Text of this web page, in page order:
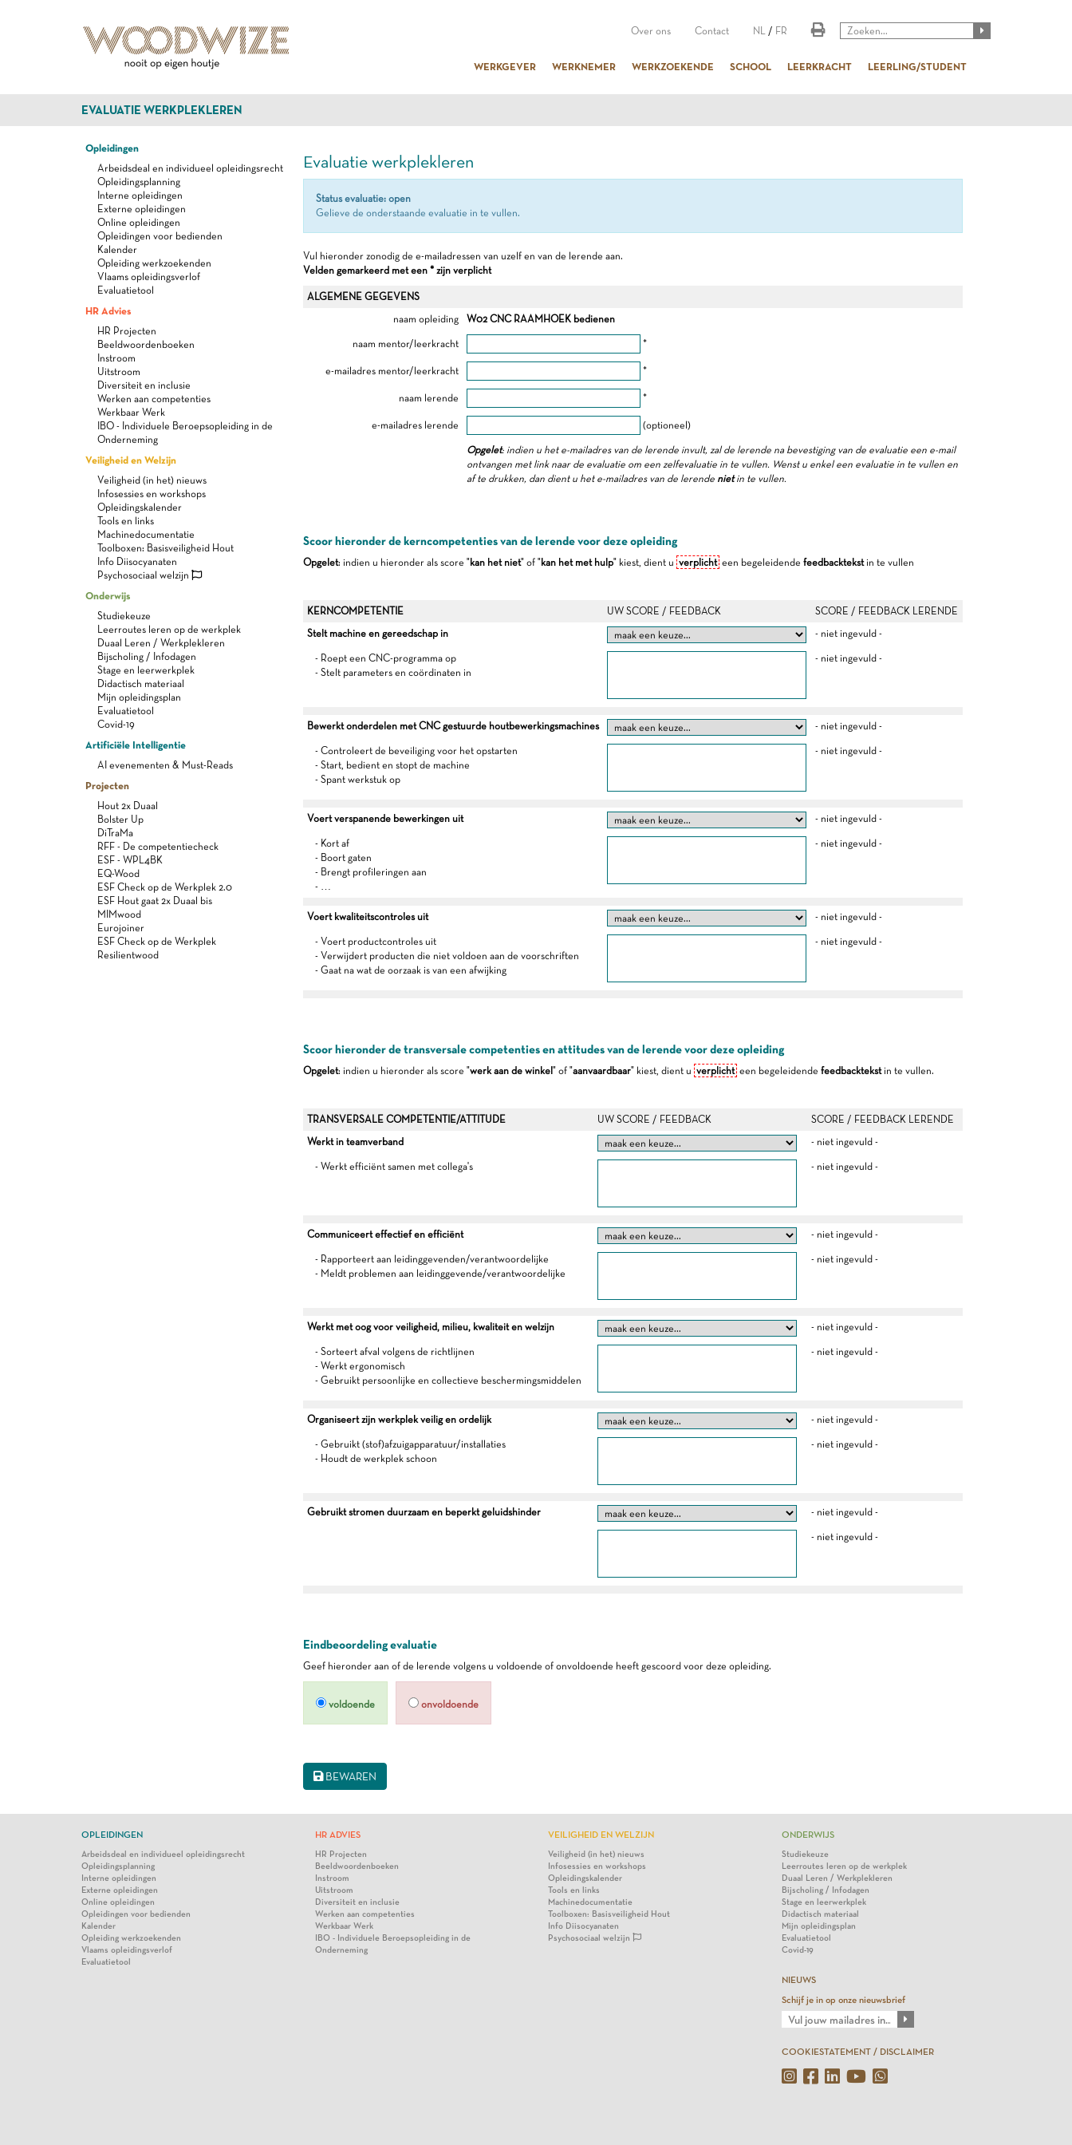
Over ons Contact NL / FR
WERKGEVER WERKNEMER WERKZOEKENDE SCHOOL LEERKRACHT LEERLING/STUDENT
EVALUATIE WERKPLEKLEREN
Opleidingen
Arbeidsdeal en individueel opleidingsrecht
Opleidingsplanning
Interne opleidingen
Externe opleidingen
Online opleidingen
Opleidingen voor bedienden
Kalender
Opleiding werkzoekenden
Vlaams opleidingsverlof
Evaluatietool
HR Advies
HR Projecten
Beeldwoordenboeken
Instroom
Uitstroom
Diversiteit en inclusie
Werken aan competenties
Werkbaar Werk
IBO - Individuele Beroepsopleiding in de
Onderneming
Veiligheid en Welzijn
Veiligheid (in het) nieuws
Infosessies en workshops
Opleidingskalender
Tools en links
Machinedocumentatie
Toolboxen: Basisveiligheid Hout
Info Diisocyanaten
Psychosociaal welzijn
Onderwijs
Studiekeuze
Leerroutes leren op de werkplek
Duaal Leren / Werkplekleren
Bijscholing / Infodagen
Stage en leerwerkplek
Didactisch materiaal
Mijn opleidingsplan
Evaluatietool
Covid-19
Artificiële Intelligentie
AI evenementen & Must-Reads
Projecten
Hout 2x Duaal
Bolster Up
DiTraMa
RFF - De competentiecheck
ESF - WPL4BK
EQ-Wood
ESF Check op de Werkplek 2.0
ESF Hout gaat 2x Duaal bis
MIMwood
Eurojoiner
ESF Check op de Werkplek
Resilientwood
Evaluatie werkplekleren
Status evaluatie: open
Gelieve de onderstaande evaluatie in te vullen.
Vul hieronder zonodig de e-mailadressen van uzelf en van de lerende aan.
Velden gemarkeerd met een * zijn verplicht
ALGEMENE GEGEVENS
naam opleiding
W02 CNC RAAMHOEK bedienen
naam mentor/leerkracht *
e-mailadres mentor/leerkracht *
naam lerende *
e-mailadres lerende (optioneel)
Opgelet: indien u het e-mailadres van de lerende invult, zal de lerende na bevestiging van de evaluatie een e-mail
ontvangen met link naar de evaluatie om een zelfevaluatie in te vullen. Wenst u enkel een evaluatie in te vullen en
af te drukken, dan dient u het e-mailadres van de lerende nietin te vullen.
Scoor hieronder de kerncompetenties van de lerende voor deze opleiding
Opgelet: indien u hieronder als score "kan het niet" of "kan het met hulp" kiest, dient u verplichteen begeleidende feedbacktekstin te vullen
KERNCOMPETENTIE UW SCORE / FEEDBACK
SCORE / FEEDBACK LERENDE
Stelt machine en gereedschap in
- niet ingevuld -
- Roept een CNC-programma op
- Stelt parameters en coördinaten in
- niet ingevuld -
Bewerkt onderdelen met CNC gestuurde houtbewerkingsmachines - niet ingevuld -
- Controleert de beveiliging voor het opstarten
- Start, bedient en stopt de machine
- Spant werkstuk op
- niet ingevuld -
Voert verspanende bewerkingen uit - niet ingevuld -
- Kort af
- Boort gaten
- Brengt profileringen aan
- …
- niet ingevuld -
Voert kwaliteitscontroles uit - niet ingevuld -
- Voert productcontroles uit
- Verwijdert producten die niet voldoen aan de voorschriften
- Gaat na wat de oorzaak is van een afwijking
- niet ingevuld -
Scoor hieronder de transversale competenties en attitudes van de lerende voor deze opleiding
Opgelet: indien u hieronder als score "werk aan de winkel " of "aanvaardbaar" kiest, dient u verplichteen begeleidende feedbacktekstin te vullen.
TRANSVERSALE COMPETENTIE/ATTITUDE UW SCORE / FEEDBACK
SCORE / FEEDBACK LERENDE
Werkt in teamverband
- niet ingevuld -
- Werkt efficiënt samen met collega's - niet ingevuld -
Communiceert effectief en efficiënt - niet ingevuld -
- Rapporteert aan leidinggevenden/verantwoordelijke
- Meldt problemen aan leidinggevende/verantwoordelijke
- niet ingevuld -
Werkt met oog voor veiligheid, milieu, kwaliteit en welzijn - niet ingevuld -
- Sorteert afval volgens de richtlijnen
- Werkt ergonomisch
- Gebruikt persoonlijke en collectieve beschermingsmiddelen
- niet ingevuld -
Organiseert zijn werkplek veilig en ordelijk - niet ingevuld -
- Gebruikt (stof)afzuigapparatuur/installaties
- Houdt de werkplek schoon
- niet ingevuld -
Gebruikt stromen duurzaam en beperkt geluidshinder - niet ingevuld -
- niet ingevuld -
Eindbeoordeling evaluatie
Geef hieronder aan of de lerende volgens u voldoende of onvoldoende heeft gescoord voor deze opleiding.
voldoende onvoldoende
BEWAREN
OPLEIDINGEN
Arbeidsdeal en individueel opleidingsrecht
Opleidingsplanning
Interne opleidingen
Externe opleidingen
Online opleidingen
Opleidingen voor bedienden
Kalender
Opleiding werkzoekenden
Vlaams opleidingsverlof
Evaluatietool
HR ADVIES
HR Projecten
Beeldwoordenboeken
Instroom
Uitstroom
Diversiteit en inclusie
Werken aan competenties
Werkbaar Werk
IBO - Individuele Beroepsopleiding in de
Onderneming
VEILIGHEID EN WELZIJN
Veiligheid (in het) nieuws
Infosessies en workshops
Opleidingskalender
Tools en links
Machinedocumentatie
Toolboxen: Basisveiligheid Hout
Info Diisocyanaten
Psychosociaal welzijn
ONDERWIJS
Studiekeuze
Leerroutes leren op de werkplek
Duaal Leren / Werkplekleren
Bijscholing / Infodagen
Stage en leerwerkplek
Didactisch materiaal
Mijn opleidingsplan
Evaluatietool
Covid-19
NIEUWS
Schijf je in op onze nieuwsbrief
COOKIESTATEMENT / DISCLAIMER